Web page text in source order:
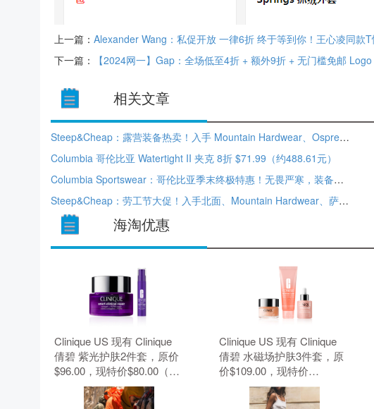
上一篇： Alexander Wang：私促开放 一律6折 终于等到你！王心凌同款
下一篇：
【2024网一】Gap：全场低至4折 + 额外9折 + 无门槛免邮
相关文章
Steep&Cheap：露营装备热卖！入手 Mountain Hardwear、Osprey Packs、Granite Gear 等 2件额外8折
Columbia 哥伦比亚 Watertight II 夹克 8折 $71.99（约488.61元）
Columbia Sportswear：哥伦比亚季末终极特惠！无畏严寒，装备焕新 低至5折
Steep&Cheap：劳工节大促！入手北面、Mountain Hardwear、萨洛蒙等 额外8折
海淘优惠
Clinique US 现有 Clinique
倩碧 紫光护肤2件套，原价
$96.00，现特价$80.00（约
541.24元）。 无需使用优惠
Clinique US 现有 Clinique
倩碧 水磁场护肤3件套，原
价$109.00，现特价
$91.00（约615.66元）。 无
需使用优惠码。